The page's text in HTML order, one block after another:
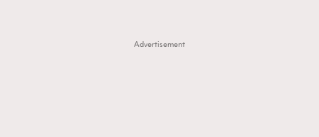
Advertisement